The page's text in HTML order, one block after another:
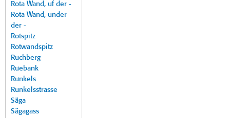
Rota Wand, uf der -
Rota Wand, under
der -
Rotspitz
Rotwandspitz
Ruchberg
Ruebank
Runkels
Runkelsstrasse
Säga
Sägagass